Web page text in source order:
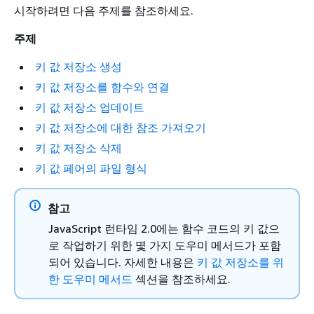
시작하려면 다음 주제를 참조하세요.
주제
키 값 저장소 생성
키 값 저장소를 함수와 연결
키 값 저장소 업데이트
키 값 저장소에 대한 참조 가져오기
키 값 저장소 삭제
키 값 페어의 파일 형식
참고
JavaScript 런타임 2.0에는 함수 코드의 키 값으
로 작업하기 위한 몇 가지 도우미 메서드가 포함
되어 있습니다. 자세한 내용은 키 값 저장소를 위
한 도우미 메서드 섹션을 참조하세요.